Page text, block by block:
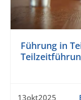
Führung in
13okt2025